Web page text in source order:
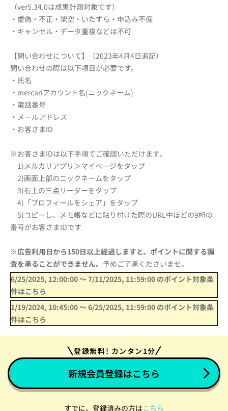
（ver5.34.0は成果計測対象です）
・虚偽・不正・架空・いたずら・申込み不備
・キャンセル・データ重複などは不可
【問い合わせについて】（2023年4月4日追記）
問い合わせの際は以下項目が必要です。
・氏名
・mercariアカウント名(ニックネーム)
・電話番号
・メールアドレス
・お客さまID
※お客さまIDは以下手順でご確認いただけます。
1)メルカリアプリ＞マイページをタップ
2)画面上部のニックネームをタップ
3)右上の三点リーダーをタップ
4)「プロフィールをシェア」をタップ
5)コピーし、
メモ帳などに貼り付けた際のURL中ほどの9桁の
番号がお客さまIDです
※広告利用日から150日以上経過しますと、ポイントに関する調
査を承ることができません。 予めご了承くださいませ。
6/25/2025, 12:00:00〜7/11/2025, 11:59:00 のポイント対象条
件はこちら
1/19/2024, 10:45:00〜6/25/2025, 11:59:00 のポイント対象条
件はこちら
登録無料! カンタン1分
新規会員登録はこちら
すでに、登録済みの方はこちら